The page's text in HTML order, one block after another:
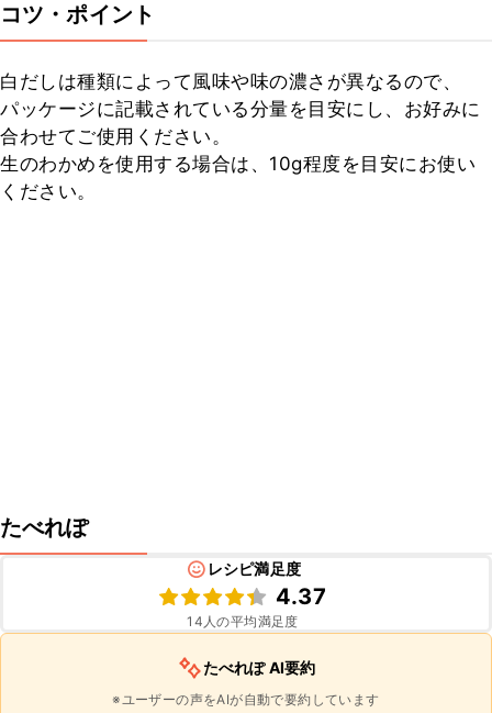
コツ・ポイント
白だしは種類によって風味や味の濃さが異なるので、
パッケージに記載されている分量を目安にし、お好みに
合わせてご使用ください。
生のわかめを使用する場合は、10g程度を目安にお使い
ください。
たべれぽ
レシピ満足度
4.37
14 人の平均満足度
たべれぽ AI要約
※ユーザーの声をAIが自動で要約しています